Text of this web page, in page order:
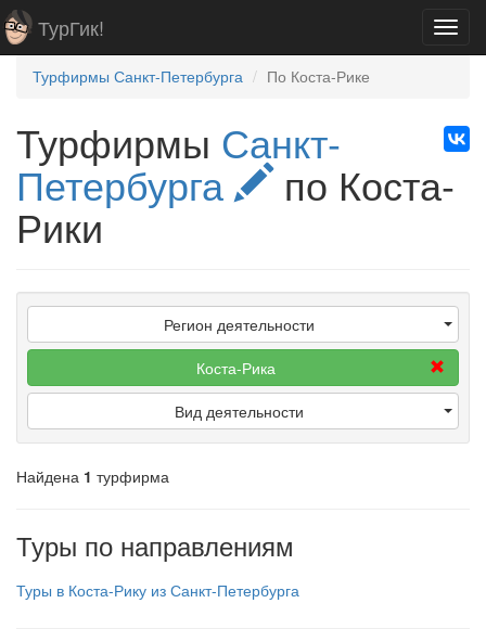
ТурГик!
Турфирмы Санкт-Петербурга По Коста-Рике
Турфирмы Санкт-
Петербурга по Коста-
Рики
Регион деятельности
Коста-Рика
Вид деятельности
Найдена 1 турфирма
Туры по направлениям
Туры в Коста-Рику из Санкт-Петербурга